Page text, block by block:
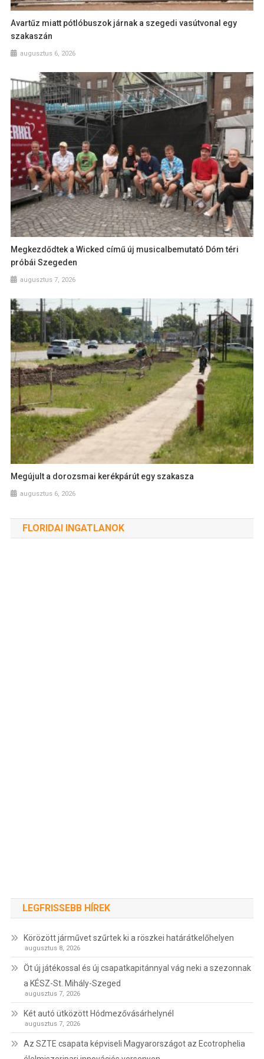
Avartűz miatt pótlóbuszok járnak a szegedi vasútvonal egy
szakaszán
augusztus 6, 2026
Megkezdődtek a Wicked című új musicalbemutató Dóm téri
próbái Szegeden
augusztus 7, 2026
Megújult a dorozsmai kerékpárút egy szakasza
augusztus 6, 2026
FLORIDAI INGATLANOK
LEGFRISSEBB HÍREK
Körözött járművet szűrtek ki a röszkei határátkelőhelyen
augusztus 8, 2026
Öt új játékossal és új csapatkapitánnyal vág neki a szezonnak
a KÉSZ-St. Mihály-Szeged
augusztus 7, 2026
Két autó ütközött Hódmezővásárhelynél
augusztus 7, 2026
Az SZTE csapata képviseli Magyarországot az Ecotrophelia